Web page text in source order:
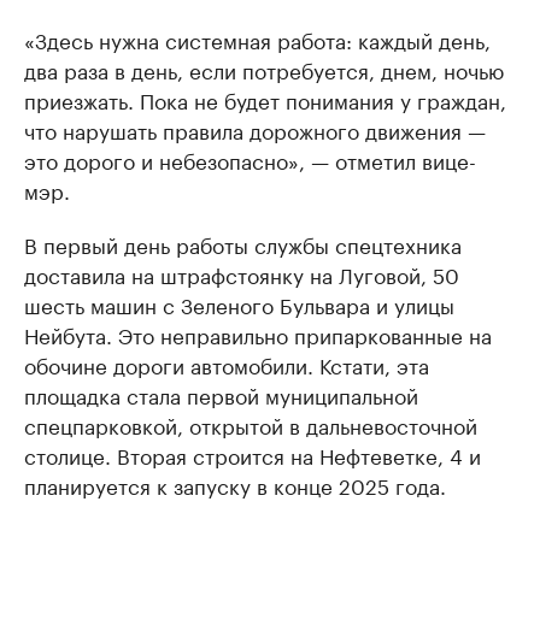
«Здесь нужна системная работа: каждый день,
два раза в день, если потребуется, днем, ночью
приезжать. Пока не будет понимания у граждан,
что нарушать правила дорожного движения —
это дорого и небезопасно», — отметил вице-
мэр.
В первый день работы службы спецтехника
доставила на штрафстоянку на Луговой, 50
шесть машин с Зеленого Бульвара и улицы
Нейбута. Это неправильно припаркованные на
обочине дороги автомобили. Кстати, эта
площадка стала первой муниципальной
спецпарковкой, открытой в дальневосточной
столице. Вторая строится на Нефтеветке, 4 и
планируется к запуску в конце 2025 года.